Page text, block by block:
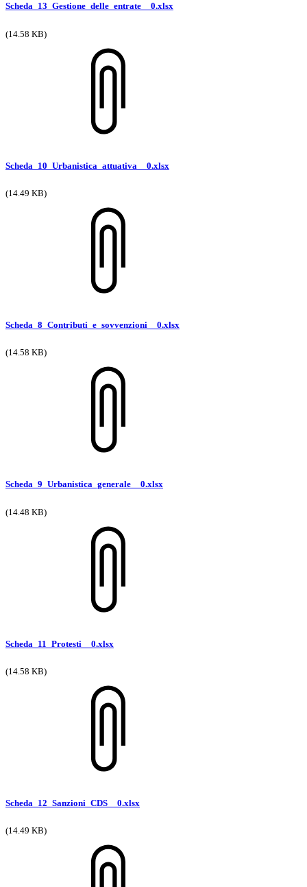
Scheda_13_Gestione_delle_entrate__0.xlsx
(14.58 KB)
Scheda_10_Urbanistica_attuativa__0.xlsx
(14.49 KB)
Scheda_8_Contributi_e_sovvenzioni__0.xlsx
(14.58 KB)
Scheda_9_Urbanistica_generale__0.xlsx
(14.48 KB)
Scheda_11_Protesti__0.xlsx
(14.58 KB)
Scheda_12_Sanzioni_CDS__0.xlsx
(14.49 KB)